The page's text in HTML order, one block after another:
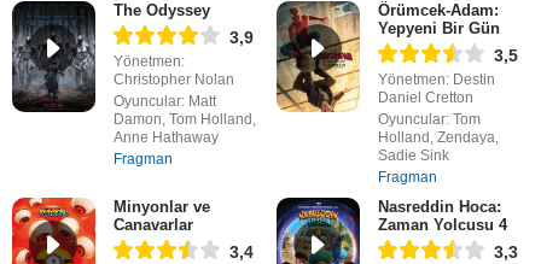
The Odyssey
3,9
Yönetmen:
Christopher Nolan
Oyuncular: Matt
Damon, Tom Holland,
Anne Hathaway
Fragman
Örümcek-Adam:
Yepyeni Bir Gün
3,5
Yönetmen: Destin
Daniel Cretton
Oyuncular: Tom
Holland, Zendaya,
Sadie Sink
Fragman
Minyonlar ve
Canavarlar
3,4
Nasreddin Hoca:
Zaman Yolcusu 4
3,3